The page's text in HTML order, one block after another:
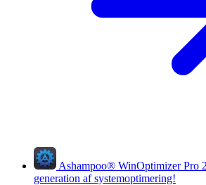
Ashampoo® WinOptimizer Pro
generation af systemoptimering!